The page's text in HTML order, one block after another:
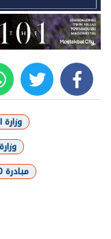
facebook
twitter
مبادرة 100 مليون صحة